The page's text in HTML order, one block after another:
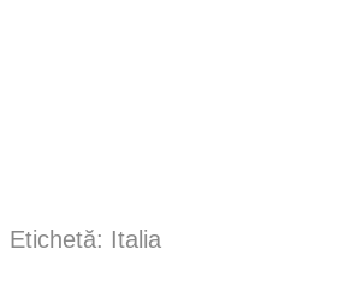
Etichetă: Italia